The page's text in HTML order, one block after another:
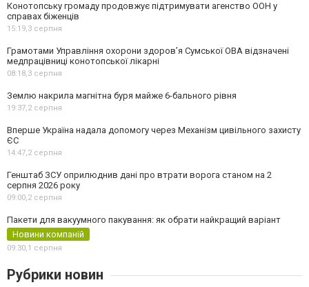
Конотопську громаду продовжує підтримувати агенство ООН у
справах біженців
15:19,3 серпня
Грамотами Управління охорони здоров’я Сумської ОВА відзначені
медпрацівниці конотопської лікарні
08:18,3 серпня
Землю накрила магнітна буря майже 6-бального рівня
19:37,2 серпня
Вперше Україна надала допомогу через Механізм цивільного захисту
ЄС
14:47,2 серпня
Генштаб ЗСУ оприлюднив дані про втрати ворога станом на 2
серпня 2026 року
09:00,2 серпня
Пакети для вакуумного пакування: як обрати найкращий варіант
Новини компаній
09:30,1 серпня
Рубрики новин